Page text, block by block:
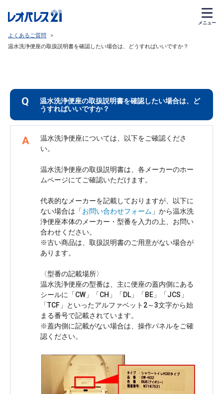
メニュー
よくあるご質問
>
温水洗浄便座の取扱説明書を確認したい場合は、どうすればいいですか？
Q
温水洗浄便座の取扱説明書を確認したい場合は、ど
うすればいいですか？
A
温水洗浄便座については、以下をご確認くださ
い。
温水洗浄便座の取扱説明書は、各メーカーのホー
ムページにてご確認いただけます。
代表的なメーカーを記載しておりますが、以下に
ない場合は「お問い合わせフォーム 」から温水洗
浄便座本体のメーカー・型番を入力の上、お問い
合わせください。
※古い商品は、取扱説明書のご用意がない場合が
あります。
〈型番の記載場所〉
温水洗浄便座の型番は、主に便座の蓋内側にある
シールに「CW」「CH」「DL」「BE」「JCS」
「TCF」といったアルファベット2～3文字から始
まる番号で記載されています。
※蓋内側に記載がない場合は、操作パネルをご確
認ください。